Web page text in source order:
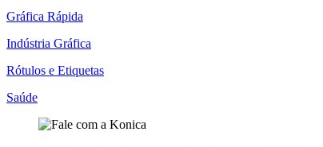
Gráfica Rápida
Indústria Gráfica
Rótulos e Etiquetas
Saúde